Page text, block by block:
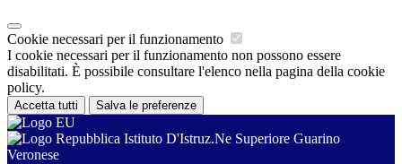
Cookie necessari per il funzionamento
I cookie necessari per il funzionamento non possono essere
disabilitati. È possibile consultare l'elenco nella pagina della cookie
policy.
Accetta tutti Salva le preferenze
Istituto D'Istruz.Ne Superiore Guarino
Veronese